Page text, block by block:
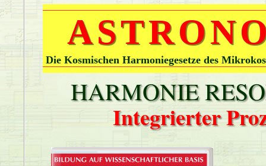
Die Kosmischen Harmoniegesetze des
HARMONIE
Integrierter